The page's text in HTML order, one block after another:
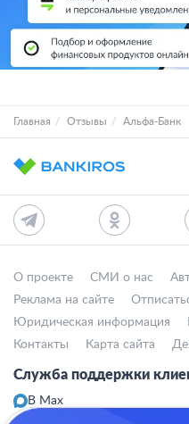
Главная Отзывы Альфа-Банк
О проекте СМИ о нас
Реклама на сайте
Юридическая информация
Контакты
Карта сайта
Служба поддержки
В Max